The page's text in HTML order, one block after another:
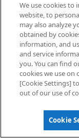
ワイヤ放電
2021年9月
ワイヤ放電
て、タッチ
れぞれの
ナをオンラ
We use cookies to
website, to
may also analyze
obtained by
information, and
and service
you. You can find
cookies we use on
[Cookie Settings]
out of our use of
Cookie